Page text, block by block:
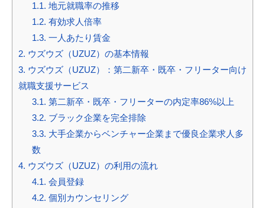
1.1. 地元就職率の推移
1.2. 有効求人倍率
1.3. 一人あたり賃金
2. ウズウズ（UZUZ）の基本情報
3. ウズウズ（UZUZ）：第二新卒・既卒・フリーター向け
就職支援サービス
3.1. 第二新卒・既卒・フリーターの内定率86%以上
3.2. ブラック企業を完全排除
3.3. 大手企業からベンチャー企業まで優良企業求人多
数
4. ウズウズ（UZUZ）の利用の流れ
4.1. 会員登録
4.2. 個別カウンセリング